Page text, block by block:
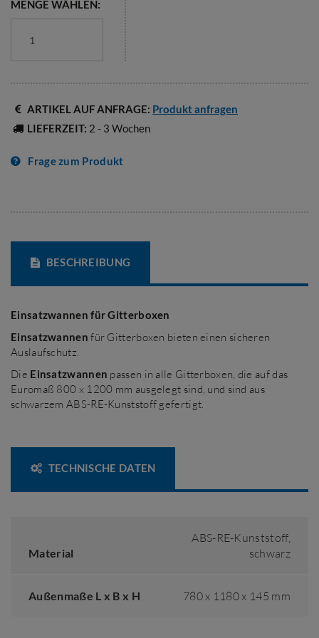
MENGE WÄHLEN:
ARTIKEL AUF ANFRAGE: Produkt anfragen
LIEFERZEIT: 2 - 3 Wochen
Frage zum Produkt
BESCHREIBUNG
Einsatzwannen für Gitterboxen
Einsatzwannenfür Gitterboxen bieten einen sicheren
Auslaufschutz.
Die Einsatzwannen passen in alle Gitterboxen, die auf das
Euromaß 800 x 1200 mm ausgelegt sind, und sind aus
schwarzem ABS-RE-Kunststoff gefertigt.
TECHNISCHE DATEN
Material
ABS-RE-Kunststoff,
schwarz
Außenmaße L x B x H 780 x 1180 x 145 mm